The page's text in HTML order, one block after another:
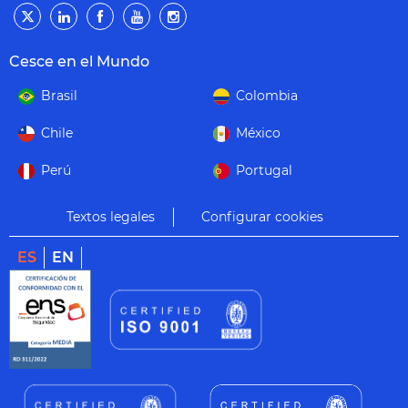
Cesce en el Mundo
Brasil Colombia
Chile México
Perú Portugal
Textos legales Configurar cookies
ES EN